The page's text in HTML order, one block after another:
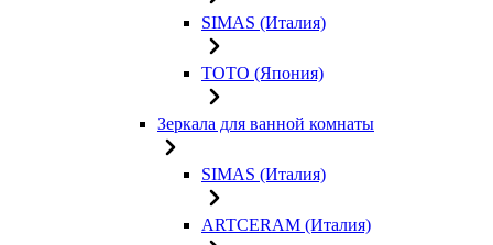
SIMAS (Италия)
TOTO (Япония)
Зеркала для ванной комнаты
SIMAS (Италия)
ARTCERAM (Италия)